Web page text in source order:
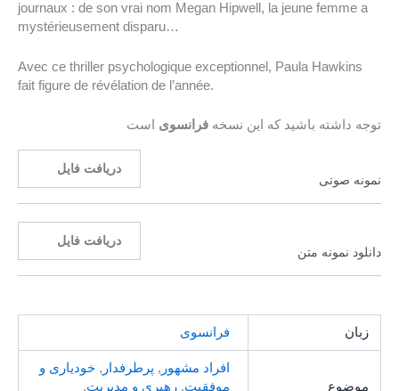
journaux : de son vrai nom Megan Hipwell, la jeune femme a
mystérieusement disparu…
Avec ce thriller psychologique exceptionnel, Paula Hawkins
fait figure de révélation de l’année.
توجه داشته باشید که این نسخه فرانسوی است
نمونه صوتی
دریافت فایل
دانلود نمونه متن
دریافت فایل
زبان فرانسوی
موضوع
افراد مشهور , پرطرفدار , خودیاری و
موفقیت, رهبری و مدیریت,